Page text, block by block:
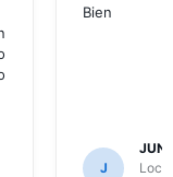
Bien
J
JUNE